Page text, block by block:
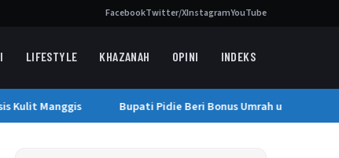
FacebookTwitter/XInstagramYouTube
LIFESTYLE KHAZANAH OPINI INDEKS
Kulit Manggis Bupati Pidie Beri Bonus Umrah untuk